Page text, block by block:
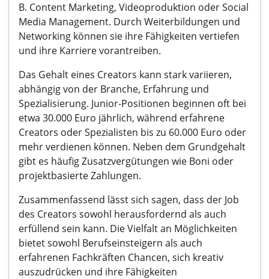
B. Content Marketing, Videoproduktion oder Social
Media Management. Durch Weiterbildungen und
Networking können sie ihre Fähigkeiten vertiefen
und ihre Karriere vorantreiben.
Das Gehalt eines Creators kann stark variieren,
abhängig von der Branche, Erfahrung und
Spezialisierung. Junior-Positionen beginnen oft bei
etwa 30.000 Euro jährlich, während erfahrene
Creators oder Spezialisten bis zu 60.000 Euro oder
mehr verdienen können. Neben dem Grundgehalt
gibt es häufig Zusatzvergütungen wie Boni oder
projektbasierte Zahlungen.
Zusammenfassend lässt sich sagen, dass der Job
des Creators sowohl herausfordernd als auch
erfüllend sein kann. Die Vielfalt an Möglichkeiten
bietet sowohl Berufseinsteigern als auch
erfahrenen Fachkräften Chancen, sich kreativ
auszudrücken und ihre Fähigkeiten